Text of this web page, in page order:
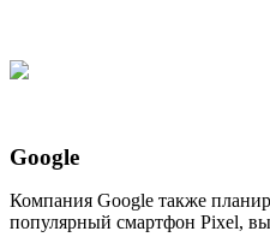
Google
Компания Google также
популярный смартфон Pixel,